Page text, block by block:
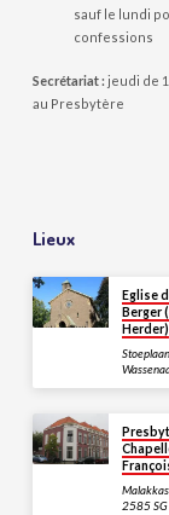
sauf le lundi
confessions
Secrétariat : jeudi de
au Presbytère
Lieux
Eglise
Berger
Herder)
2585